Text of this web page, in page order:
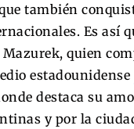
también
Es así
quien
estadounidense
destaca su
y por la